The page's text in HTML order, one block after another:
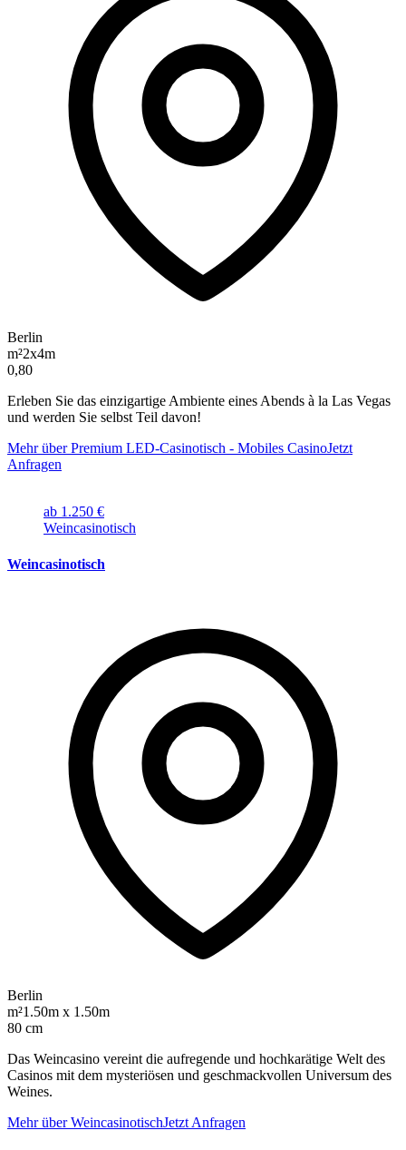
Berlin
m²2x4m
0,80
Erleben Sie das einzigartige Ambiente eines Abends à la Las Vegas
und werden Sie selbst Teil davon!
Mehr über Premium LED-Casinotisch - Mobiles CasinoJetzt
Anfragen
ab 1.250 €
Weincasinotisch
Weincasinotisch
Berlin
m²1.50m x 1.50m
80 cm
Das Weincasino vereint die aufregende und hochkarätige Welt des
Casinos mit dem mysteriösen und geschmackvollen Universum des
Weines.
Mehr über WeincasinotischJetzt Anfragen